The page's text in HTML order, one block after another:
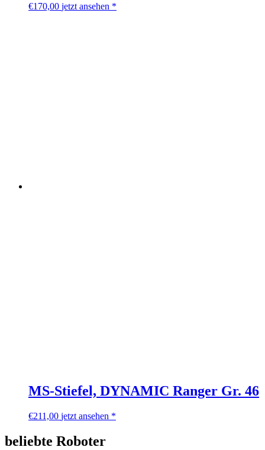
€170,00 jetzt ansehen *
MS-Stiefel, DYNAMIC Ranger Gr. 46
€211,00 jetzt ansehen *
beliebte Roboter